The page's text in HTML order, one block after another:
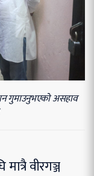
गुमाउनुभएकाे असहाव
वीरगञ्ज